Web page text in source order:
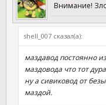
Внимание!
shell_007 сказал(а):
маздавод постоянно
маздовода что тот
ну а сивиковод от
маздой.